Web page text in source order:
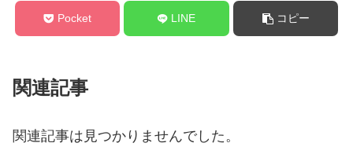
Pocket LINE コピー
関連記事
関連記事は見つかりませんでした。